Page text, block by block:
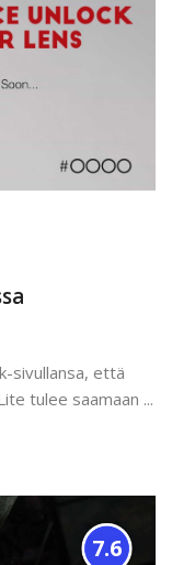
sivullansa, että
tulee saamaan ...
7.6